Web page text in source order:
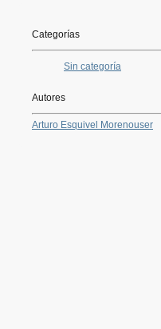
Categorías
Sin categoría
Autores
Arturo Esquivel Morenouser